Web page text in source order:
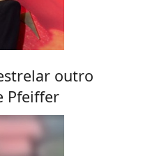
outro
Pfeiffer